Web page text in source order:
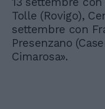
Tolle (Rovigo),
settembre con
Presenzano
Cimarosa».